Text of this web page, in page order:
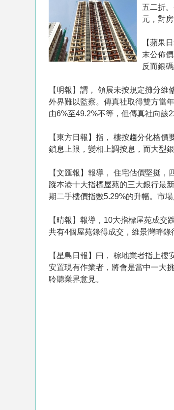
五二折
元，對
【蘋果
末公佈
反而銀
【明報】謂， 領展未按規定攤分
外界難以監察。傳真社取得雙方當
由6%至49.2%不等，但傳真社向該
【東方日報】指， 樓按趨分化格
鎖息上限，變相上調按息，而大型
【文匯報】報導， 住宅估價堅挺
蹤本港十大指標屋苑的三大銀行最
期二手樓價指數5.29%的升幅。市
【晴報】報導，10大指標屋苑成
共有4個屋苑錄得成交，維景灣畔
【星島日報】曰， 棕地業者指上
安置現有作業者，將會是當中一大
聆聽業界意見。